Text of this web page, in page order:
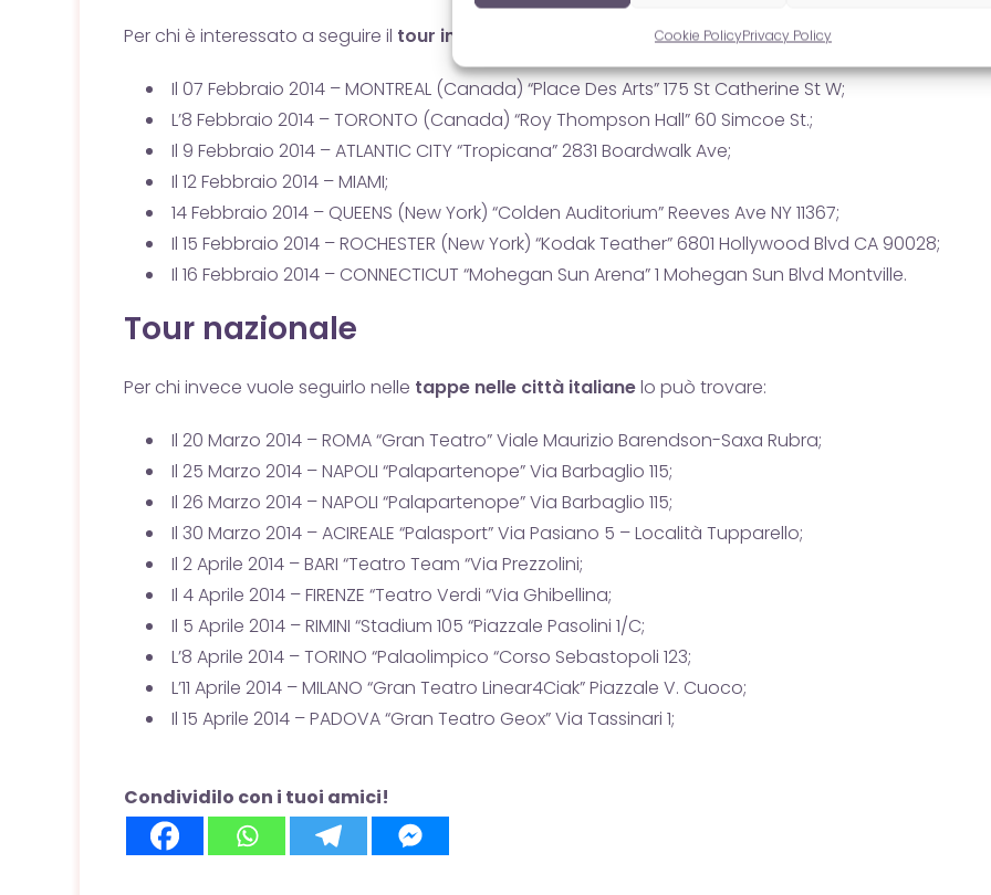
Cookie PolicyPrivacy Policy
Per chi è interessato a seguire il tour internazione di Gigi D’Alessiolo può raggiungere:
Il 07 Febbraio 2014 – MONTREAL (Canada) “Place Des Arts” 175 St Catherine St W;
L’8 Febbraio 2014 – TORONTO (Canada) “Roy Thompson Hall” 60 Simcoe St.;
Il 9 Febbraio 2014 – ATLANTIC CITY “Tropicana” 2831 Boardwalk Ave;
Il 12 Febbraio 2014 – MIAMI;
14 Febbraio 2014 – QUEENS (New York) “Colden Auditorium” Reeves Ave NY 11367;
Il 15 Febbraio 2014 – ROCHESTER (New York) “Kodak Teather” 6801 Hollywood Blvd CA 90028;
Il 16 Febbraio 2014 – CONNECTICUT “Mohegan Sun Arena” 1 Mohegan Sun Blvd Montville.
Tour nazionale
Per chi invece vuole seguirlo nelle tappe nelle città italianelo può trovare:
Il 20 Marzo 2014 – ROMA “Gran Teatro” Viale Maurizio Barendson-Saxa Rubra;
Il 25 Marzo 2014 – NAPOLI “Palapartenope” Via Barbaglio 115;
Il 26 Marzo 2014 – NAPOLI “Palapartenope” Via Barbaglio 115;
Il 30 Marzo 2014 – ACIREALE “Palasport” Via Pasiano 5 – Località Tupparello;
Il 2 Aprile 2014 – BARI “Teatro Team “Via Prezzolini;
Il 4 Aprile 2014 – FIRENZE “Teatro Verdi “Via Ghibellina;
Il 5 Aprile 2014 – RIMINI “Stadium 105 “Piazzale Pasolini 1/C;
L’8 Aprile 2014 – TORINO “Palaolimpico “Corso Sebastopoli 123;
L’11 Aprile 2014 – MILANO “Gran Teatro Linear4Ciak” Piazzale V. Cuoco;
Il 15 Aprile 2014 – PADOVA “Gran Teatro Geox” Via Tassinari 1;
Condividilo con i tuoi amici!